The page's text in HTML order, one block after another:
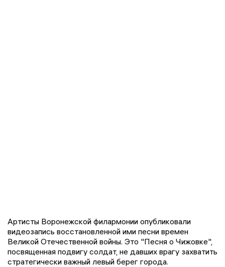
Артисты Воронежской филармонии опубликовали
видеозапись восстановленной ими песни времен
Великой Отечественной войны. Это "Песня о Чижовке",
посвященная подвигу солдат, не давших врагу захватить
стратегически важный левый берег города.